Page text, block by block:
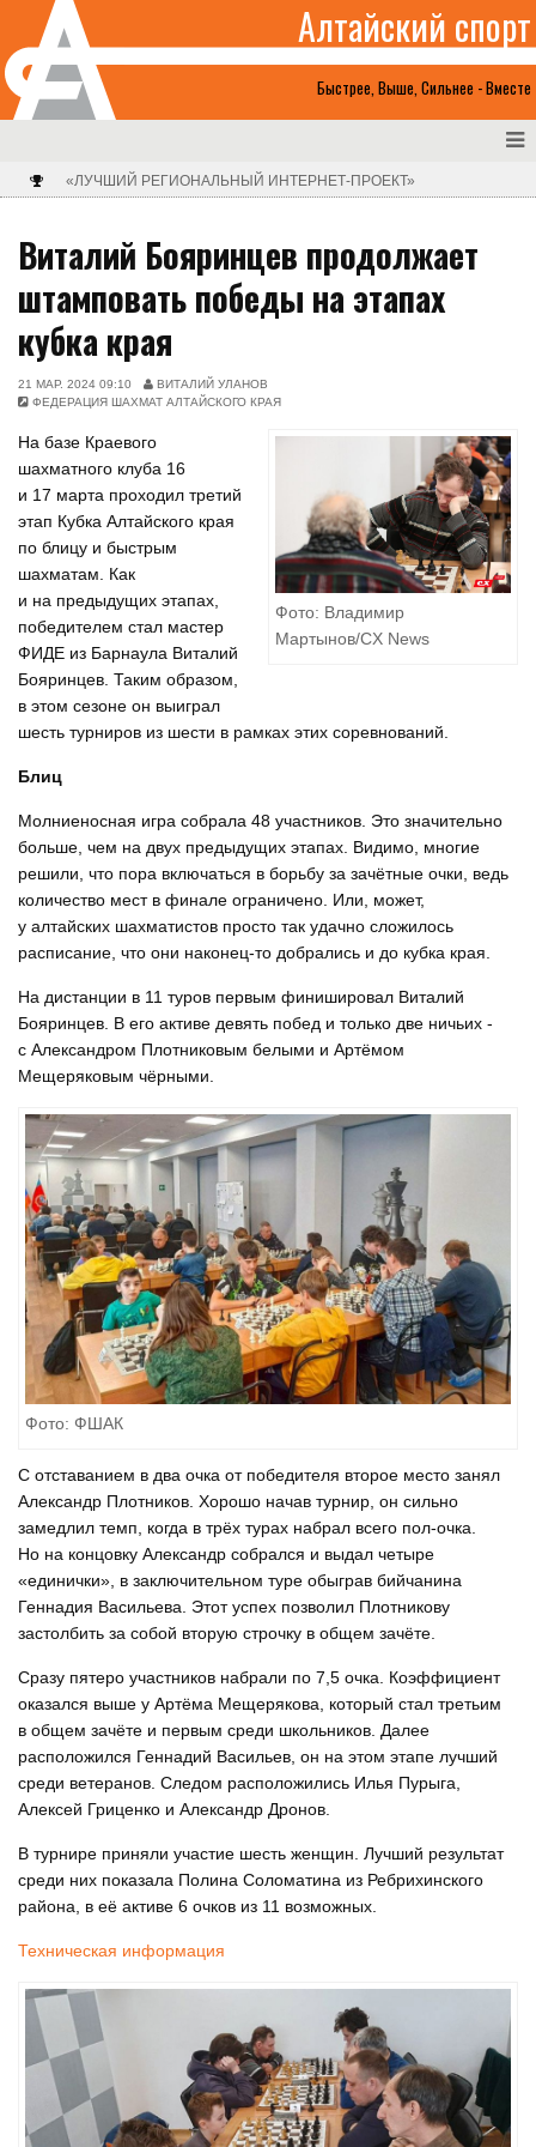
Быстрее, Выше, Сильнее - Вместе
Алтайский спорт
«ЛУЧШИЙ РЕГИОНАЛЬНЫЙ ИНТЕРНЕТ-ПРОЕКТ»
Виталий Бояринцев продолжает
штамповать победы на этапах
кубка края
21 МАР. 2024 09:10
ВИТАЛИЙ УЛАНОВ
ФЕДЕРАЦИЯ ШАХМАТ АЛТАЙСКОГО КРАЯ
Фото: Владимир
Мартынов/CX News
На базе Краевого
шахматного клуба 16
и 17 марта проходил третий
этап Кубка Алтайского края
по блицу и быстрым
шахматам. Как
и на предыдущих этапах,
победителем стал мастер
ФИДЕ из Барнаула Виталий
Бояринцев. Таким образом,
в этом сезоне он выиграл
шесть турниров из шести в рамках этих соревнований.
Блиц
Молниеносная игра собрала 48 участников. Это значительно
больше, чем на двух предыдущих этапах. Видимо, многие
решили, что пора включаться в борьбу за зачётные очки, ведь
количество мест в финале ограничено. Или, может,
у алтайских шахматистов просто так удачно сложилось
расписание, что они наконец-то добрались и до кубка края.
На дистанции в 11 туров первым финишировал Виталий
Бояринцев. В его активе девять побед и только две ничьих -
с Александром Плотниковым белыми и Артёмом
Мещеряковым чёрными.
Фото: ФШАК
С отставанием в два очка от победителя второе место занял
Александр Плотников. Хорошо начав турнир, он сильно
замедлил темп, когда в трёх турах набрал всего пол-очка.
Но на концовку Александр собрался и выдал четыре
«единички», в заключительном туре обыграв бийчанина
Геннадия Васильева. Этот успех позволил Плотникову
застолбить за собой вторую строчку в общем зачёте.
Сразу пятеро участников набрали по 7,5 очка. Коэффициент
оказался выше у Артёма Мещерякова, который стал третьим
в общем зачёте и первым среди школьников. Далее
расположился Геннадий Васильев, он на этом этапе лучший
среди ветеранов. Следом расположились Илья Пурыга,
Алексей Гриценко и Александр Дронов.
В турнире приняли участие шесть женщин. Лучший результат
среди них показала Полина Соломатина из Ребрихинского
района, в её активе 6 очков из 11 возможных.
Техническая информация